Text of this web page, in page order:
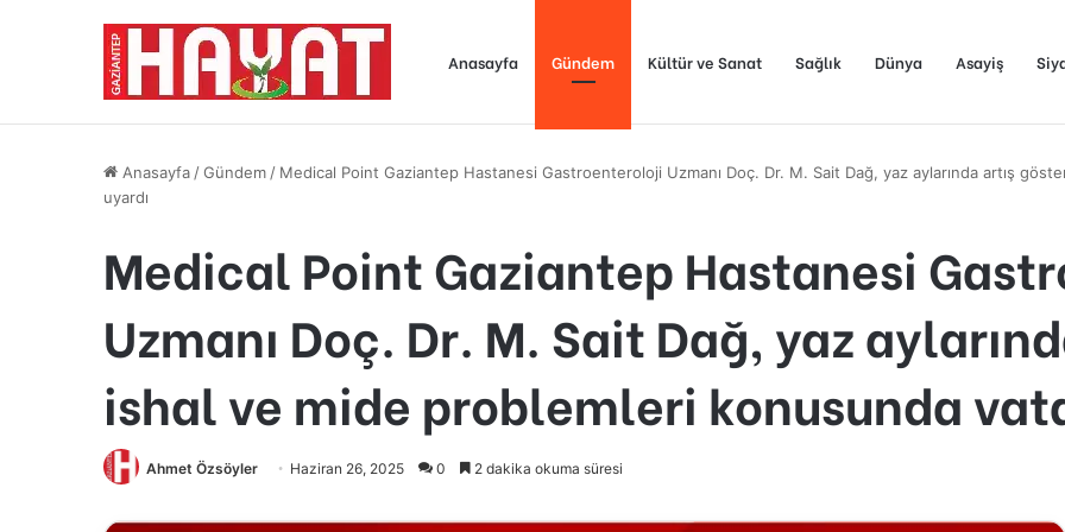
Anasayfa Gündem Kültür ve Sanat Sağlık Dünya Asayiş
Anasayfa /Gündem / Medical Point Gaziantep Hastanesi Gastroenteroloji Uzmanı Doç. Dr. M. Sait Dağ, yaz aylarında artış
uyardı
Medical Point Gaziantep Hastanesi
Uzmanı Doç. Dr. M. Sait Dağ, yaz
ishal ve mide problemleri konusunda
Ahmet Özsöyler Haziran 26, 2025 0 2 dakika okuma süresi